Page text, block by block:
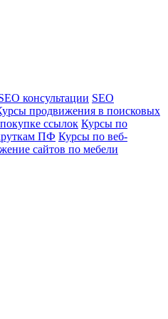
консультации SEO
продвижения в поисковых
ссылок Курсы по
ПФ Курсы по веб-
сайтов по мебели